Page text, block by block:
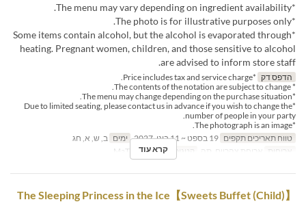
*The menu may vary depending on ingredient availability.
*The photo is for illustrative purposes only.
*Some items contain alcohol, but the alcohol is evaporated through
heating. Pregnant women, children, and those sensitive to alcohol
are advised to inform store staff.
הדפס דק *Price includes tax and service charge.
* The contents of the notation are subject to change.
*The menu may change depending on the purchase situation.
*Due to limited seating, please contact us in advance if you wish to change the
number of people in your party.
*The photograph is an image.
טווח תאריכים תקפים
ימים ב, ש, א, חג
ארוחות ארוחת צהריים, תה קטגוריית מקום MaTiira
קרא עוד
【Sweets Buffet (Child)】The Sleeping Princess in the Ice